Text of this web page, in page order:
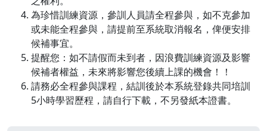
為珍惜訓練資源，參訓人員請全程參與，如不克參加
或未能全程參與，請提前至系統取消報名，俾便安排
候補事宜。
提醒您：如不請假而未到者，因浪費訓練資源及影響
候補者權益，未來將影響您後續上課的機會！！
請務必全程參與課程，結訓後於本系統登錄共同培訓
5小時學習歷程，請自行下載，不另發紙本證書。